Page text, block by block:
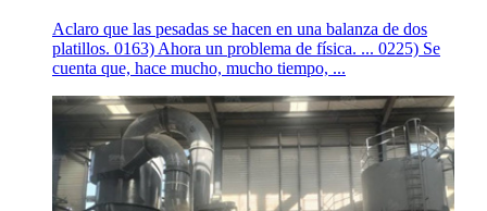
Aclaro que las pesadas se hacen en una balanza de dos
platillos. 0163) Ahora un problema de física. ... 0225) Se
cuenta que, hace mucho, mucho tiempo, ...